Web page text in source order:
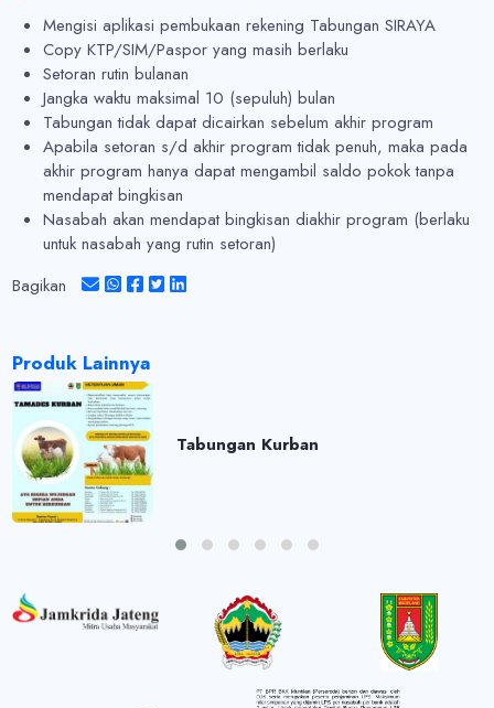
Mengisi aplikasi pembukaan rekening Tabungan SIRAYA
Copy KTP/SIM/Paspor yang masih berlaku
Setoran rutin bulanan
Jangka waktu maksimal 10 (sepuluh) bulan
Tabungan tidak dapat dicairkan sebelum akhir program
Apabila setoran s/d akhir program tidak penuh, maka pada
akhir program hanya dapat mengambil saldo pokok tanpa
mendapat bingkisan
Nasabah akan mendapat bingkisan diakhir program (berlaku
untuk nasabah yang rutin setoran)
Bagikan
Produk Lainnya
Tabungan Kurban